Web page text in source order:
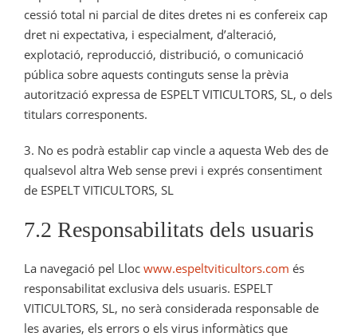
cessió total ni parcial de dites dretes ni es confereix cap
dret ni expectativa, i especialment, d’alteració,
explotació, reproducció, distribució, o comunicació
pública sobre aquests continguts sense la prèvia
autorització expressa de ESPELT VITICULTORS, SL, o dels
titulars corresponents.
3. No es podrà establir cap vincle a aquesta Web des de
qualsevol altra Web sense previ i exprés consentiment
de ESPELT VITICULTORS, SL
7.2 Responsabilitats dels usuaris
La navegació pel Lloc www.espeltviticultors.com és
responsabilitat exclusiva dels usuaris. ESPELT
VITICULTORS, SL, no serà considerada responsable de
les avaries, els errors o els virus informàtics que